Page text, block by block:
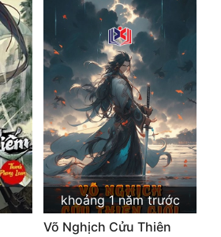
khoảng 1 năm trước
Võ Nghịch Cửu Thiên